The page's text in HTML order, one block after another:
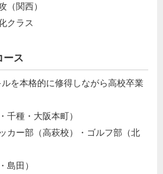
（関西）
クラス
ース
を本格的に修得しながら高校卒業
千種・大阪本町）
カー部（高萩校）・ゴルフ部（北
島田）